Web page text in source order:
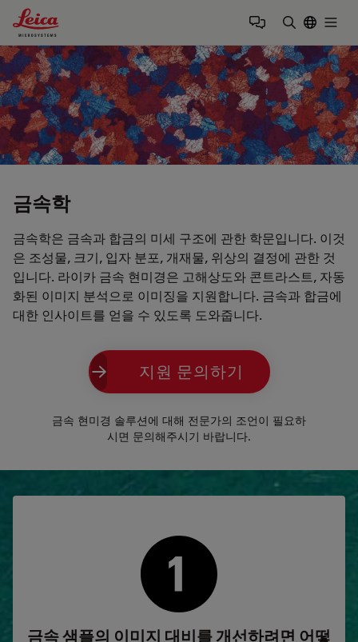
Leica Microsystems Logo
금속학
금속학은 금속과 합금의 미세 구조에 관한 학문입니다. 이것
은 조성물, 크기, 입자 분포, 개재물, 위상의 결정에 관한 것
입니다. 라이카 금속 현미경은 고해상도와 콘트라스트, 자동
화된 이미지 분석으로 이미징을 지원합니다. 금속과 합금에
대한 인사이트를 얻을 수 있도록 도와줍니다.
지원 문의하기
금속 현미경 솔루션에 대해 전문가의 조언이 필요하
시면 문의해주시기 바랍니다.
금속 샘플의 이미지 대비를 개선하려면 어떻